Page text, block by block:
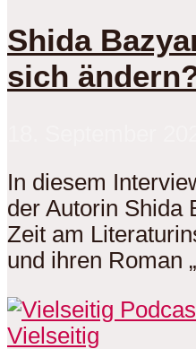
Shida
sich
In diesem
der Autorin Shida
Zeit am
und ihren Roman
Vielseitig